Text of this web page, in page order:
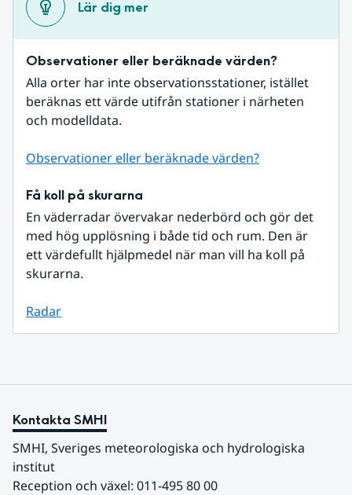
Lär dig mer
Observationer eller beräknade värden?
Alla orter har inte observationsstationer, istället
beräknas ett värde utifrån stationer i närheten
och modelldata.
Observationer eller beräknade värden?
Få koll på skurarna
En väderradar övervakar nederbörd och gör det
med hög upplösning i både tid och rum. Den är
ett värdefullt hjälpmedel när man vill ha koll på
skurarna.
Radar
Kontakta SMHI
SMHI, Sveriges meteorologiska och hydrologiska
institut
Reception och växel: 011-495 80 00